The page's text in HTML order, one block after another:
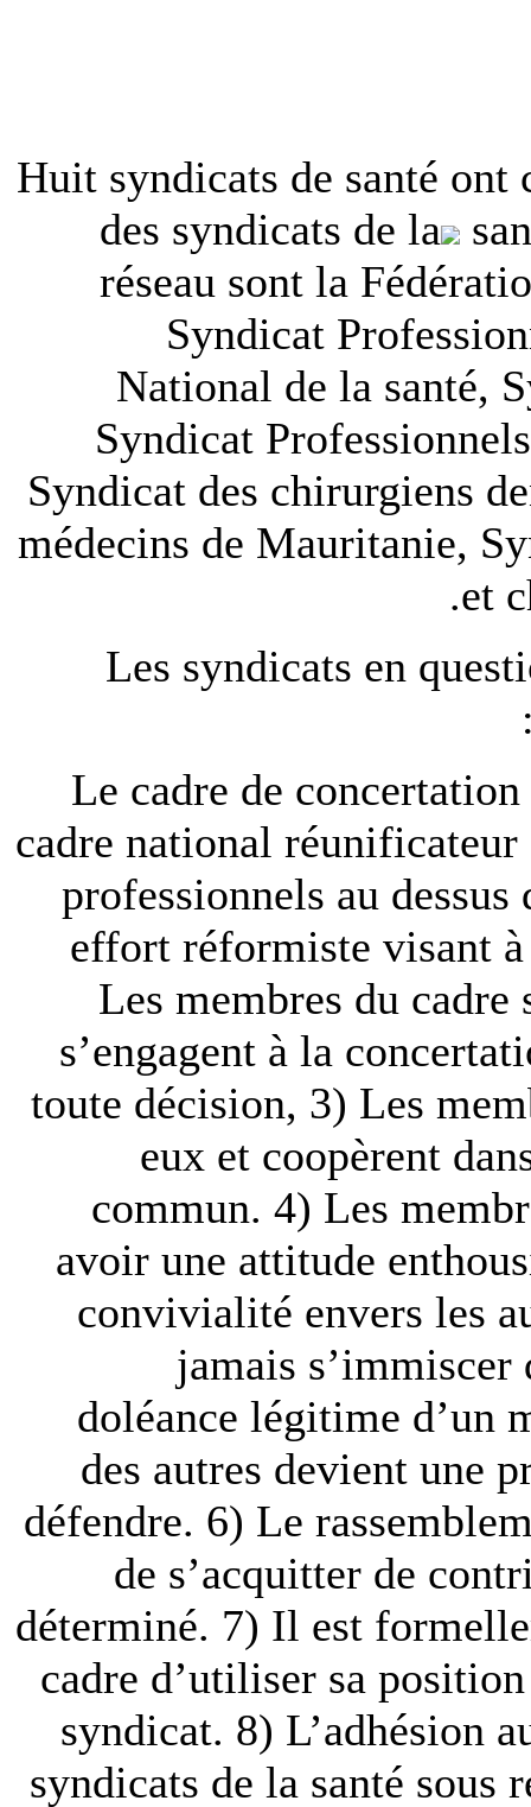
Huit syndicats de santé ont
des syndicats de la
réseau sont la
Syndicat
National de la santé,
Syndicat
Syndicat des chirurgiens
médecins de Mauritanie,
et
Les syndicats en
1) Le cadre de
cadre national
professionnels au
effort réformiste visant à
Les membres du
s’engagent à la
toute décision, 3) Les
eux et coopèrent
commun. 4) Les
avoir une attitude
convivialité envers les
jamais s’immiscer
doléance légitime d’un
des autres devient une
défendre. 6) Le
de s’acquitter de
déterminé. 7) Il est
cadre d’utiliser sa
syndicat. 8) L’adhésion
syndicats de la santé sous